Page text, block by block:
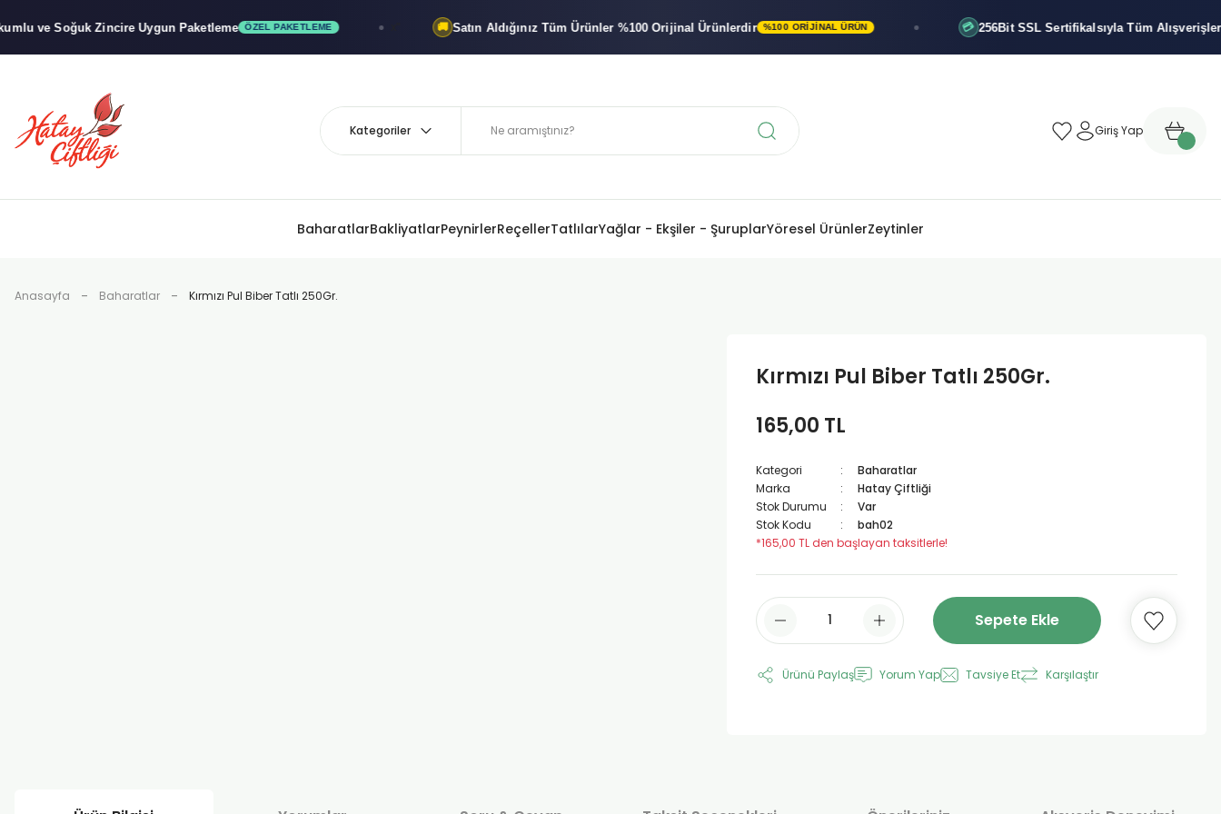
SoğukZincire Uygun Paketleme ÖZEL PAKETLEME Satın Aldığınız Tüm Ürünler %100 Orijinal Ürünlerdir %100 ORIJINAL ÜRÜN 💳 256Bit SSL SertifikalsıylaTüm Alışverişleriniz
Giriş Yap
BaharatlarBakliyatlarPeynirlerReçellerTatlılarYağlar - Ekşiler - ŞuruplarYöresel ÜrünlerZeytinler
Anasayfa Baharatlar Kırmızı Pul Biber Tatlı 250Gr.
Kırmızı Pul Biber Tatlı 250Gr.
165,00 TL
Kategori
Baharatlar
Marka
Hatay Çiftliği
Stok Durumu
Var
Stok Kodu
bah02
*165,00 TL den başlayan taksitlerle!
Sepete Ekle
Ürünü Paylaş Yorum Yap Tavsiye Et Karşılaştır